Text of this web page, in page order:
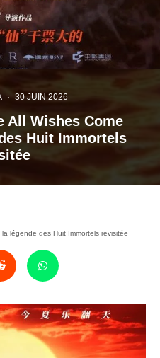
· 30 JUIN 2026
All Wishes Come
Huit Immortels
légende des Huit Immortels revisitée